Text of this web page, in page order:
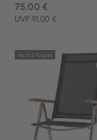
75,00 €
UVP 91,00 €
noch 3 Tag(e)